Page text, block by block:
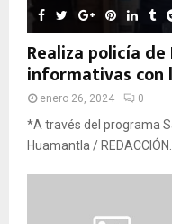
Realiza policía
informativas con
enero 26, 2024 0
*A través del programa
Huamantla / REDACCIÓN...